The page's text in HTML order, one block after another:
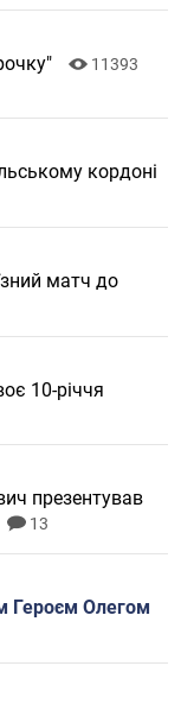
11393
кордоні
матч до
10-річчя
презентував
13
Героєм Олегом